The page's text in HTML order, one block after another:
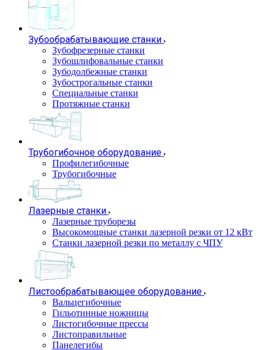
Зубообрабатывающие станки
Зубофрезерные станки
Зубошлифовальные станки
Зубодолбежные станки
Зубострогальные станки
Специальные станки
Протяжные станки
Трубогибочное оборудование
Профилегибочные
Трубогибочные
Лазерные станки
Лазерные труборезы
Высокомощные станки лазерной резки от 12 кВт
Станки лазерной резки по металлу с ЧПУ
Листообрабатывающее оборудование
Вальцегибочные
Гильотинные ножницы
Листогибочные прессы
Листоправильные
Панелегибы